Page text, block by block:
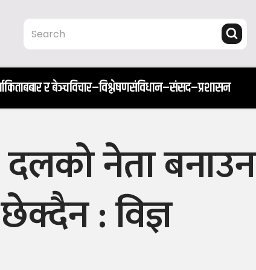
किताबबार र बेञ्चविचार–विश्लेषणसंविधान–संसद–प्रशासन
नेता बनाउन
: विज्ञ